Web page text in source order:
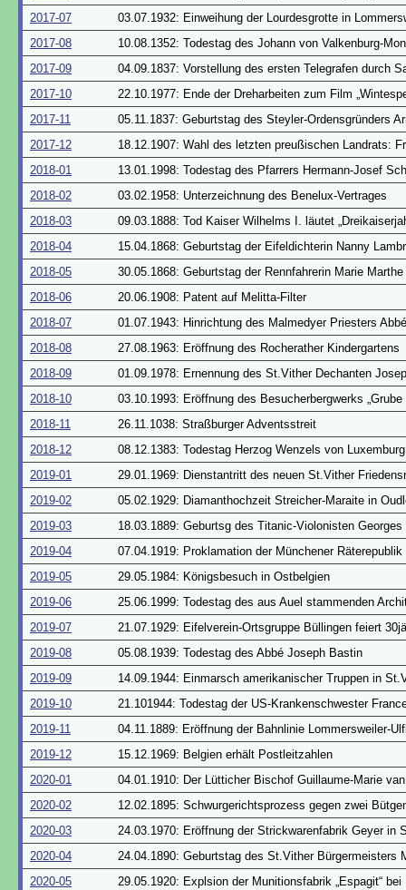
2017-07
03.07.1932: Einweihung der Lourdesgrotte in
2017-08
10.08.1352: Todestag des Johann von Valkenburg-
2017-09
04.09.1837: Vorstellung des ersten Telegrafen durch
2017-10
22.10.1977: Ende der Dreharbeiten zum Film
2017-11
05.11.1837: Geburtstag des Steyler-Ordensgründers
2017-12
18.12.1907: Wahl des letzten preußischen Landrats:
2018-01
13.01.1998: Todestag des Pfarrers Hermann-Josef
2018-02
03.02.1958: Unterzeichnung des Benelux-Vertrages
2018-03
09.03.1888: Tod Kaiser Wilhelms I. läutet
2018-04
15.04.1868: Geburtstag der Eifeldichterin Nanny
2018-05
30.05.1868: Geburtstag der Rennfahrerin Marie
2018-06
20.06.1908: Patent auf Melitta-Filter
2018-07
01.07.1943: Hinrichtung des Malmedyer Priesters
2018-08
27.08.1963: Eröffnung des Rocherather Kindergartens
2018-09
01.09.1978: Ernennung des St.Vither Dechanten
2018-10
03.10.1993: Eröffnung des Besucherbergwerks
2018-11
26.11.1038: Straßburger Adventsstreit
2018-12
08.12.1383: Todestag Herzog Wenzels von Luxemburg
2019-01
29.01.1969: Dienstantritt des neuen St.Vither
2019-02
05.02.1929: Diamanthochzeit Streicher-Maraite in
2019-03
18.03.1889: Geburtsg des Titanic-Violonisten
2019-04
07.04.1919: Proklamation der Münchener Räterepublik
2019-05
29.05.1984: Königsbesuch in Ostbelgien
2019-06
25.06.1999: Todestag des aus Auel stammenden
2019-07
21.07.1929: Eifelverein-Ortsgruppe Büllingen feiert
2019-08
05.08.1939: Todestag des Abbé Joseph Bastin
2019-09
14.09.1944: Einmarsch amerikanischer Truppen in
2019-10
21.101944: Todestag der US-Krankenschwester
2019-11
04.11.1889: Eröffnung der Bahnlinie Lommersweiler-
2019-12
15.12.1969: Belgien erhält Postleitzahlen
2020-01
04.01.1910: Der Lütticher Bischof Guillaume-Marie
2020-02
12.02.1895: Schwurgerichtsprozess gegen zwei
2020-03
24.03.1970: Eröffnung der Strickwarenfabrik Geyer in
2020-04
24.04.1890: Geburtstag des St.Vither Bürgermeisters
2020-05
29.05.1920: Explsion der Munitionsfabrik „Espagit“ bei